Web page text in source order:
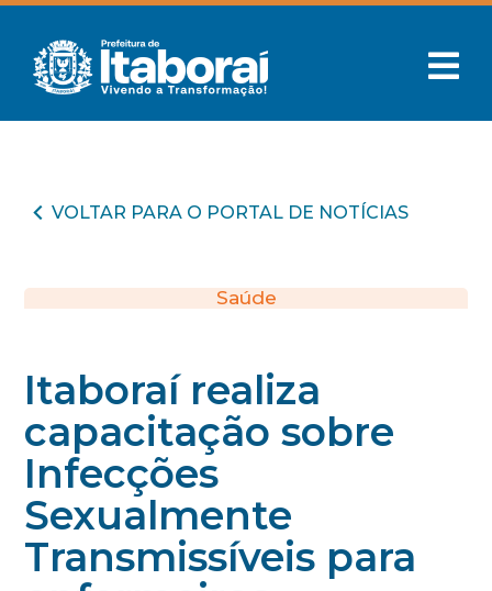
VOLTAR PARA O PORTAL DE NOTÍCIAS
Saúde
Itaboraí realiza
capacitação sobre
Infecções
Sexualmente
Transmissíveis para